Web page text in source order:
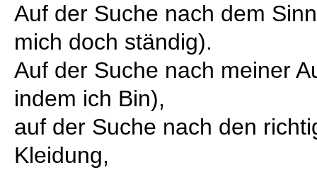
Auf der Suche nach dem
mich doch ständig).
Auf der Suche nach meiner
indem ich Bin),
auf der Suche nach den
Kleidung,